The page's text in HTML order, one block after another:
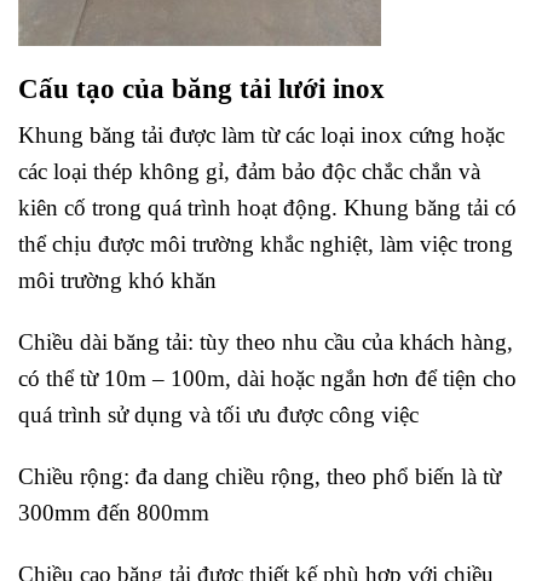
Cấu tạo của băng tải lưới inox
Khung băng tải được làm từ các loại inox cứng hoặc
các loại thép không gỉ, đảm bảo độc chắc chắn và
kiên cố trong quá trình hoạt động. Khung băng tải có
thể chịu được môi trường khắc nghiệt, làm việc trong
môi trường khó khăn
Chiều dài băng tải: tùy theo nhu cầu của khách hàng,
có thể từ 10m – 100m, dài hoặc ngắn hơn để tiện cho
quá trình sử dụng và tối ưu được công việc
Chiều rộng: đa dang chiều rộng, theo phổ biến là từ
300mm đến 800mm
Chiều cao băng tải được thiết kế phù hợp với chiều